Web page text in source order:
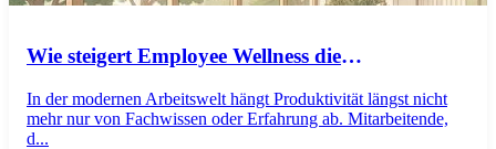
Wie steigert Employee Wellness die
Leistung am Arbeitsplatz
In der modernen Arbeitswelt hängt Produktivität längst nicht
mehr nur von Fachwissen oder Erfahrung ab. Mitarbeitende,
d...